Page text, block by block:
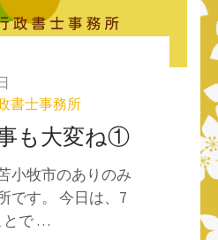
書士事務所
も大変ね①
小牧市のありのみ
です。 今日は、7
とで …